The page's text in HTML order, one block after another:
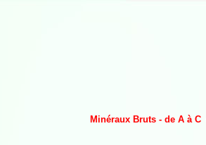
Minéraux Bruts - de A à C